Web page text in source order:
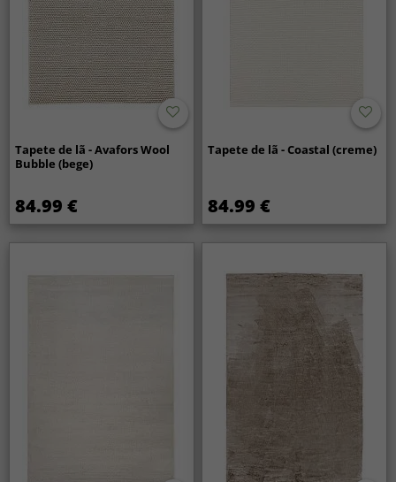
Tapete de lã - Avafors Wool
Bubble (bege)
84.99 €
Tapete de lã - Coastal (creme)
84.99 €